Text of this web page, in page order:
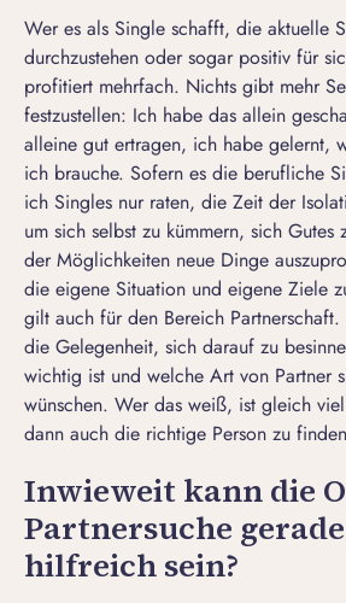
Wer es als Single schafft, die aktuelle
durchzustehen oder sogar positiv für
profitiert mehrfach. Nichts gibt mehr
festzustellen: Ich habe das allein
alleine gut ertragen, ich habe gelernt,
ich brauche. Sofern es die berufliche
ich Singles nur raten, die Zeit der
um sich selbst zu kümmern, sich Gutes
der Möglichkeiten neue Dinge
die eigene Situation und eigene Ziele
gilt auch für den Bereich
die Gelegenheit, sich darauf zu
wichtig ist und welche Art von Partner
wünschen. Wer das weiß, ist gleich
dann auch die richtige Person zu
Inwieweit kann die
Partnersuche
hilfreich sein?